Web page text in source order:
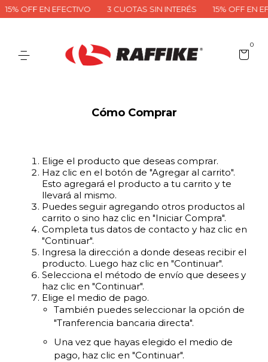
15% OFF EN EFECTIVO 3 CUOTAS SIN INTERÉS 15% OFF EN
0
Cómo Comprar
Elige el producto que deseas comprar.
Haz clic en el botón de "Agregar al carrito".
Esto agregará el producto a tu carrito y te
llevará al mismo.
Puedes seguir agregando otros productos al
carrito o sino haz clic en "Iniciar Compra".
Completa tus datos de contacto y haz clic en
"Continuar".
Ingresa la dirección a donde deseas recibir el
producto. Luego haz clic en "Continuar".
Selecciona el método de envío que desees y
haz clic en "Continuar".
Elige el medio de pago.
También puedes seleccionar la opción de
"Tranferencia bancaria directa".
Una vez que hayas elegido el medio de
pago, haz clic en "Continuar".